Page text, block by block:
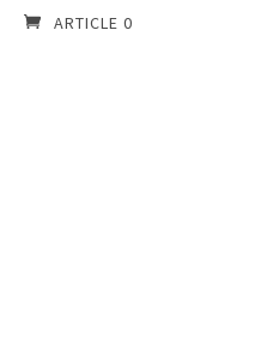
ARTICLE 0